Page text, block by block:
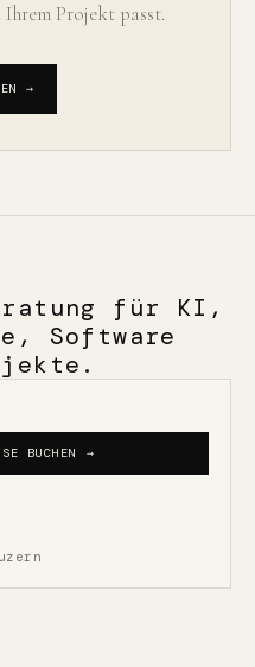
Projekt passt.
→
für KI,
Software
BUCHEN →